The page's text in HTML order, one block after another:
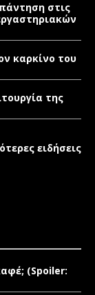
στις
καρκίνο του
της
ειδήσεις
(Spoiler: